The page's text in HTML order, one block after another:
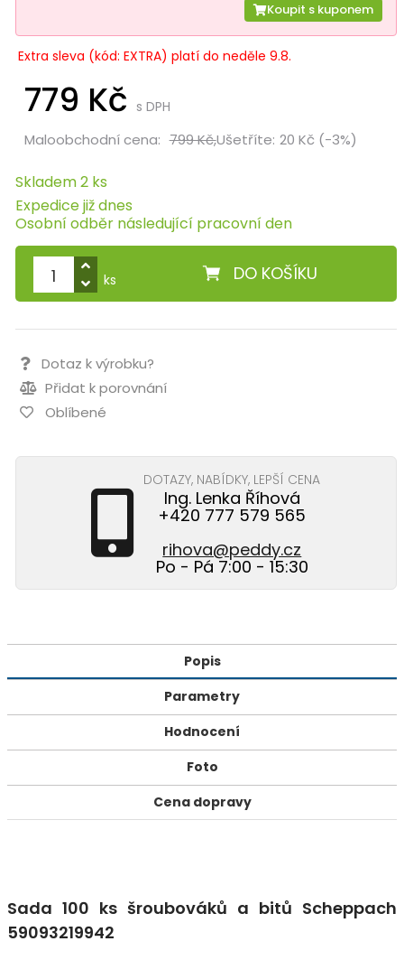
Koupit s kuponem
Extra sleva (kód: EXTRA) platí do neděle 9.8.
779 Kč s DPH
Maloobchodní cena: 799 Kč,Ušetříte: 20 Kč (-3%)
Skladem 2 ks
Expedice již dnes
Osobní odběr následující pracovní den
DO KOŠÍKU
ks
Dotaz k výrobku?
Přidat k porovnání
Oblíbené
DOTAZY, NABÍDKY, LEPŠÍ CENA
Ing. Lenka Říhová
+420 777 579 565
rihova@peddy.cz
Po - Pá 7:00 - 15:30
Popis
Parametry
Hodnocení
Foto
Cena dopravy
Sada 100 ks šroubováků a bitů Scheppach
59093219942